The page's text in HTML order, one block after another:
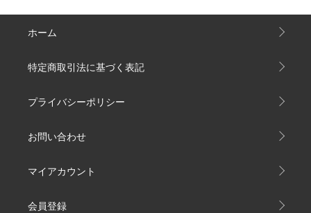
ホーム
特定商取引法に基づく表記
プライバシーポリシー
お問い合わせ
マイアカウント
会員登録